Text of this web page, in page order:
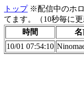
トップ※配信中のホロ
てます。（10秒毎に更
時間
名
10/01 07:54:10